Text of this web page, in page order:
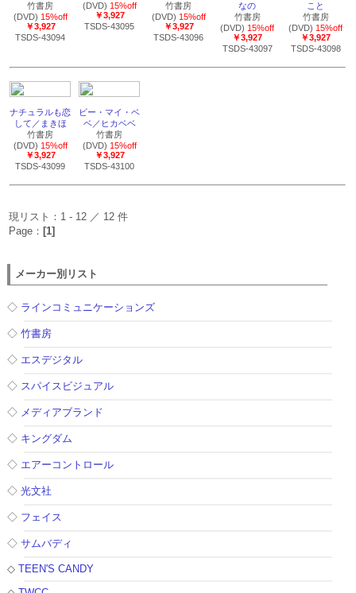
竹書房
(DVD) 15%off
￥3,927
TSDS-43094
(DVD) 15%off
￥3,927
TSDS-43095
竹書房
(DVD) 15%off
￥3,927
TSDS-43096
なの
竹書房
(DVD) 15%off
￥3,927
TSDS-43097
こと
竹書房
(DVD) 15%off
￥3,927
TSDS-43098
ナチュラルも恋
して／まきほ
竹書房
(DVD) 15%off
￥3,927
TSDS-43099
ビー・マイ・ベ
ベ／ヒカベベ
竹書房
(DVD) 15%off
￥3,927
TSDS-43100
現リスト：1 - 12 ／ 12 件
Page： [1]
メーカー別リスト
◇ ラインコミュニケーションズ
◇竹書房
◇ エスデジタル
◇ スパイスビジュアル
◇ メディアブランド
◇ キングダム
◇ エアーコントロール
◇光文社
◇ フェイス
◇サムバディ
◇TEEN'S CANDY